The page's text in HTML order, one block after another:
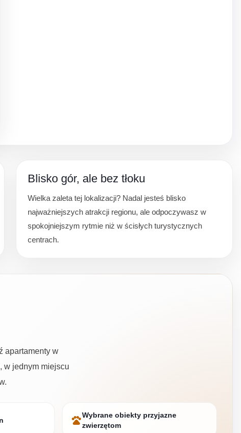
Blisko gór, ale bez tłoku
Wielka zaleta tej lokalizacji? Nadal jesteś blisko
najważniejszych atrakcji regionu, ale odpoczywasz w
spokojniejszym rytmie niż w ścisłych turystycznych
centrach.
apartamenty w
, w jednym miejscu
petsWybrane obiekty przyjazne
zwierzętom